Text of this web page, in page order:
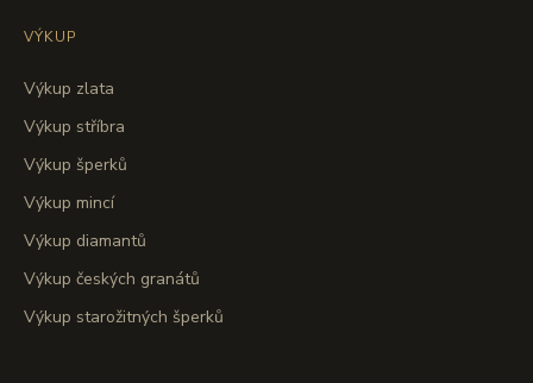
VÝKUP
Výkup zlata
Výkup stříbra
Výkup šperků
Výkup mincí
Výkup diamantů
Výkup českých granátů
Výkup starožitných šperků